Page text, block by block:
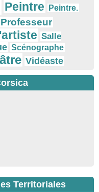
Peintre Peintre.
Professeur
Salle
Scénographe
Vidéaste
Territoriales